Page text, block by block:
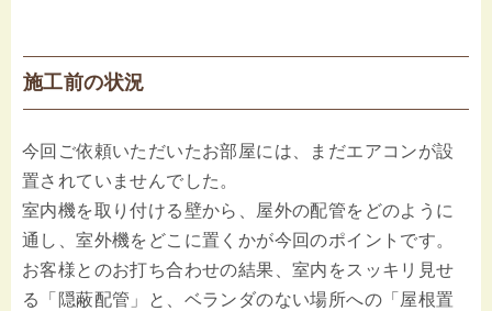
施工前の状況
今回ご依頼いただいたお部屋には、まだエアコンが設
置されていませんでした。
室内機を取り付ける壁から、屋外の配管をどのように
通し、室外機をどこに置くかが今回のポイントです。
お客様とのお打ち合わせの結果、室内をスッキリ見せ
る「隠蔽配管」と、ベランダのない場所への「屋根置